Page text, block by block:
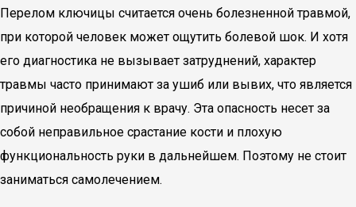
Перелом ключицы считается очень болезненной травмой,
при которой человек может ощутить болевой шок. И хотя
его диагностика не вызывает затруднений, характер
травмы часто принимают за ушиб или вывих, что является
причиной необращения к врачу. Эта опасность несет за
собой неправильное срастание кости и плохую
функциональность руки в дальнейшем. Поэтому не стоит
заниматься самолечением.